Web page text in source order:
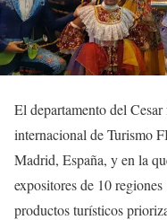
El departamento del
internacional de Turismo
Madrid, España, y en la
expositores de 10 regiones
productos turísticos